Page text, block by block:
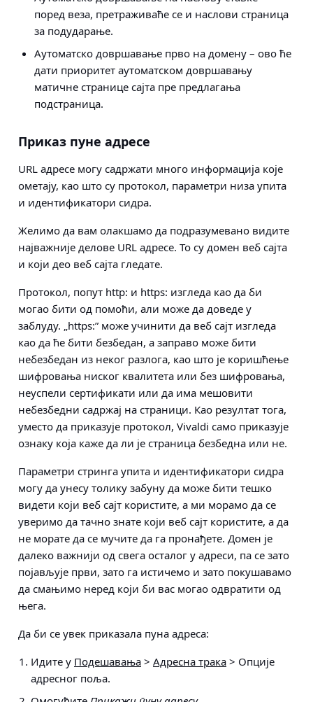
поред веза, претраживаће се и наслови страница
за подударање.
Аутоматско довршавање прво на домену – ово ће
дати приоритет аутоматском довршавању
матичне странице сајта пре предлагања
подстраница.
Приказ пуне адресе
URL адресе могу садржати много информација које
ометају, као што су протокол, параметри низа упита
и идентификатори сидра.
Желимо да вам олакшамо да подразумевано видите
најважније делове URL адресе. То су домен веб сајта
и који део веб сајта гледате.
Протокол, попут http: и https: изгледа као да би
могао бити од помоћи, али може да доведе у
заблуду. „https:” може учинити да веб сајт изгледа
као да ће бити безбедан, а заправо може бити
небезбедан из неког разлога, као што је коришћење
шифровања ниског квалитета или без шифровања,
неуспели сертификати или да има мешовити
небезбедни садржај на страници. Као резултат тога,
уместо да приказује протокол, Vivaldi само приказује
ознаку која каже да ли је страница безбедна или не.
Параметри стринга упита и идентификатори сидра
могу да унесу толику забуну да може бити тешко
видети који веб сајт користите, а ми морамо да се
уверимо да тачно знате који веб сајт користите, а да
не морате да се мучите да га пронађете. Домен је
далеко важнији од свега осталог у адреси, па се зато
појављује први, зато га истичемо и зато покушавамо
да смањимо неред који би вас могао одвратити од
њега.
Да би се увек приказала пуна адреса:
Идите у Подешавања > Адресна трака > Опције
адресног поља.